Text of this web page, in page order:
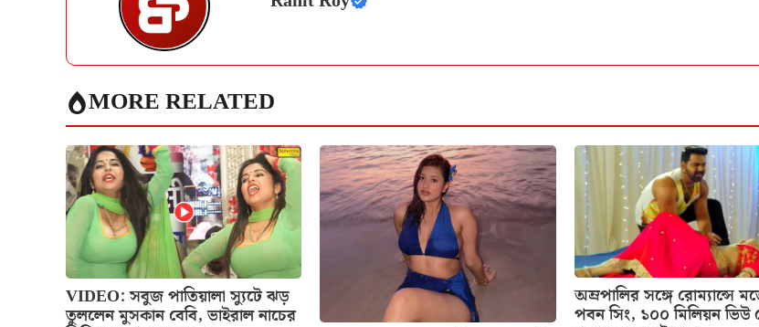
MORE RELATED
VIDEO: সবুজ পাতিয়ালা স্যুটে ঝড়
তুললেন মুসকান বেবি, ভাইরাল নাচের
অম্রপালির সঙ্গে রোম্যান্সে
পবন সিং, ১০০ মিলিয়ন ভিউ